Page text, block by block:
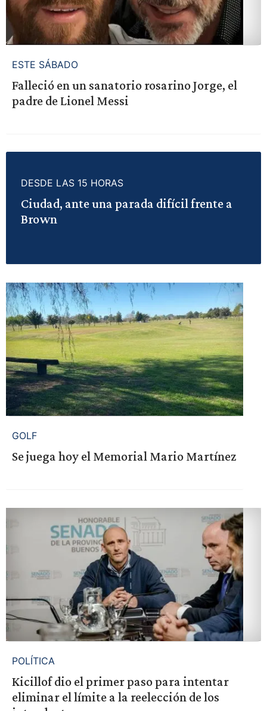
ESTE SÁBADO
Falleció en un sanatorio rosarino Jorge, el
padre de Lionel Messi
DESDE LAS 15 HORAS
Ciudad, ante una parada difícil frente a
Brown
GOLF
Se juega hoy el Memorial Mario Martínez
POLÍTICA
Kicillof dio el primer paso para intentar
eliminar el límite a la reelección de los